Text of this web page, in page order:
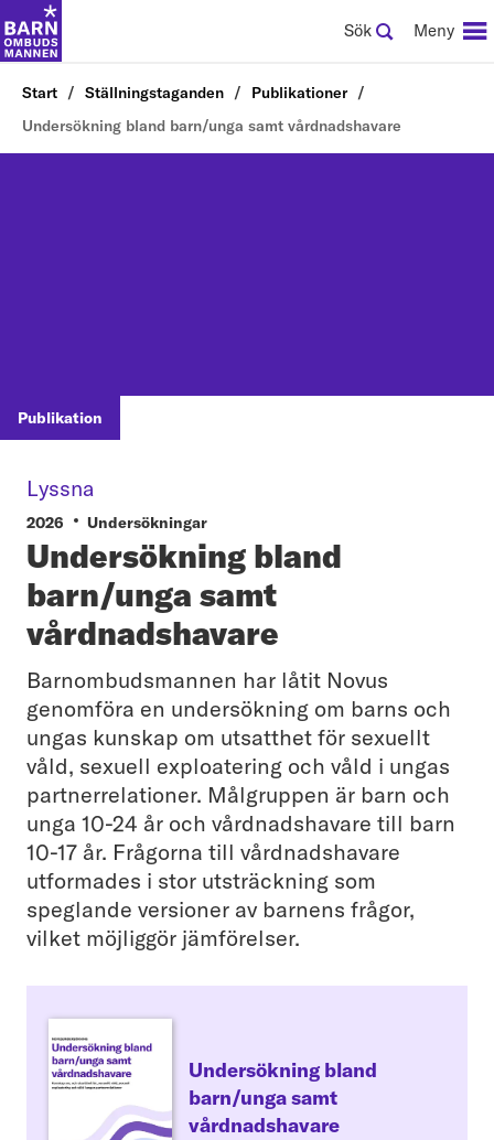
Sök Meny
Start Ställningstaganden
Publikationer
Undersökning bland barn/unga samt vårdnadshavare
Publikation
Lyssna
2026 Undersökningar
Undersökning bland
barn/unga samt
vårdnadshavare
Barnombudsmannen har låtit Novus
genomföra en undersökning om barns och
ungas kunskap om utsatthet för sexuellt
våld, sexuell exploatering och våld i ungas
partnerrelationer. Målgruppen är barn och
unga 10-24 år och vårdnadshavare till barn
10-17 år. Frågorna till vårdnadshavare
utformades i stor utsträckning som
speglande versioner av barnens frågor,
vilket möjliggör jämförelser.
Undersökning bland
barn/unga samt
vårdnadshavare